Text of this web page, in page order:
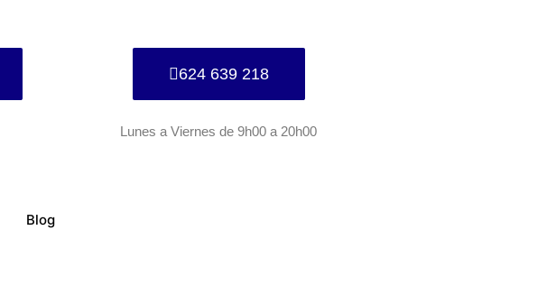
624 639 218
Lunes a Viernes de 9h00 a 20h00
Blog